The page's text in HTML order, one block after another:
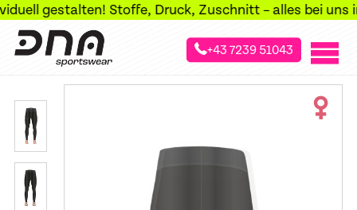
gestalten! Stoffe, Druck, Zuschnitt – alles bei uns im
+43 7239 51043
»